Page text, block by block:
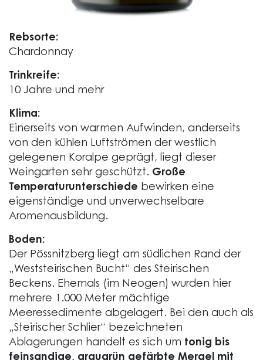
Rebsorte:
Chardonnay
Trinkreife:
10 Jahre und mehr
Klima:
Einerseits von warmen Aufwinden, anderseits
von den kühlen Luftströmen der westlich
gelegenen Koralpe geprägt, liegt dieser
Weingarten sehr geschützt. Große
Temperaturunterschiede bewirken eine
eigenständige und unverwechselbare
Aromenausbildung.
Boden:
Der Pössnitzberg liegt am südlichen Rand der
„Weststeirischen Bucht“ des Steirischen
Beckens. Ehemals (im Neogen) wurden hier
mehrere 1.000 Meter mächtige
Meeressedimente abgelagert. Bei den auch als
„Steirischer Schlier“ bezeichneten
Ablagerungen handelt es sich um tonig bis